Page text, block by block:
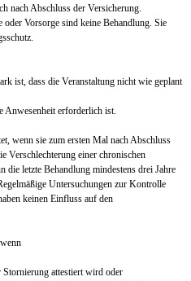
nach Abschluss der Versicherung.
Vorsorge sind keine Behandlung. Sie
ist, dass die Veranstaltung nicht wie geplant
Anwesenheit erforderlich ist.
wenn sie zum ersten Mal nach Abschluss
Verschlechterung einer chronischen
letzte Behandlung mindestens drei Jahre
Untersuchungen zur Kontrolle
keinen Einfluss auf den
attestiert wird oder